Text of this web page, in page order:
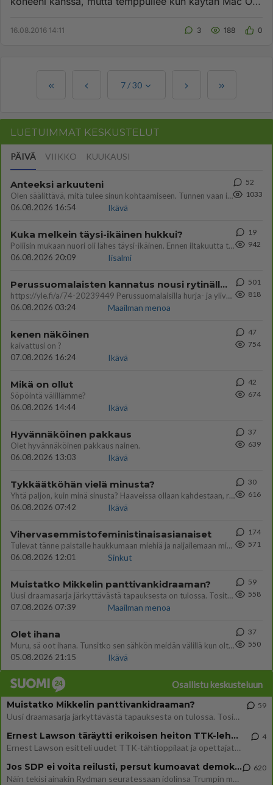
16.08.2016 14:11 3 188 0
7 /30
LUETUIMMAT KESKUSTELUT
PÄIVÄ VIIKKO KUUKAUSI
Anteeksi arkuuteni
Olen säälittävä, mitä tulee sinun kohtaamiseen. Tunnen vaan itseni todella epävarmaksi sun kanssa. Jos minun olisi pitän
06.08.2026 16:54
Ikävä
52
1033
Kuka melkein täysi-ikäinen hukkui?
Poliisin mukaan nuori oli lähes täysi-ikäinen. Ennen iltakuutta tulleen ilmoituksen mukaan ihminen oli joutunut mahdoll
06.08.2026 20:09
Iisalmi
19
942
Perussuomalaisten kannatus nousi rytinällä Ylen tänään julkaisemassa tuoreimmassa gallup-kyselyssä.
https://yle.fi/a/74-20239449 Perussuomalaisilla hurja- ja ylivoimaisesti suurin nousu tässä uudessa Ylen gallupissa. Kyl
06.08.2026 03:24
Maailman menoa
501
818
kenen näköinen
kaivattusi on ?
07.08.2026 16:24
Ikävä
47
754
Mikä on ollut
Söpöintä välillämme?
06.08.2026 14:44
Ikävä
42
674
Hyvännäköinen pakkaus
Olet hyvännäköinen pakkaus nainen.
06.08.2026 13:03
Ikävä
37
639
Tykkäätköhän vielä minusta?
Yhtä paljon, kuin minä sinusta? Haaveissa ollaan kahdestaan, rauhassa ja lähennytään fyysisesti ja tutustutaan syvemmin
06.08.2026 07:42
Ikävä
30
616
Vihervasemmistofeministinaisasianaiset
Tulevat tänne palstalle haukkumaan miehiä ja naljailemaan miehelle, kehuvat olevansa heitä parempia. Itse asuvat MIEHE
06.08.2026 12:01
Sinkut
174
571
Muistatko Mikkelin panttivankidraaman?
Uusi draamasarja järkyttävästä tapauksesta on tulossa. Tositapahtumiin perustuva sarja ammentaa vuoden 1986 Mikkelin pan
07.08.2026 07:39
Maailman menoa
59
558
Olet ihana
Muru, sä oot ihana. Tunsitko sen sähkön meidän välillä kun oltiin ihan låhekkäin? 👩‍❤️‍👩❤️😼😘
05.08.2026 21:15
Ikävä
37
550
Osallistu keskusteluun
Muistatko Mikkelin panttivankidraaman?
Uusi draamasarja järkyttävästä tapauksesta on tulossa. Tositapahtumiin perustuva sarja ammentaa vuoden 1986 Mikkelin pan
59
Ernest Lawson täräytti erikoisen heiton TTK-lehdistötilaisuudessa: " Onko tässä tarkoituksena...?"
Ernest Lawson esitteli uudet TTK-tähtioppilaat ja opettajat torstaina 6.8. lehdistölle. Tulevalla kaudella on yksi hausk
4
Jos SDP ei voita reilusti, persut kumoavat demokratian Suomesta
Näin tekisi ainakin Rydman seuratessaan idolinsa Trumpin mallia https://www.is.fi/politiikka/art-2000012187244.html
620